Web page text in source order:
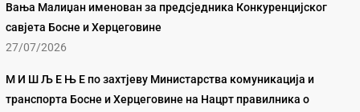
Вања Малиџан именован за предсједника Конкуренцијског
савјета Босне и Херцеговине
27/07/2026
М И Ш Љ Е Њ Е по захтјеву Министарства комуникација и
транспорта Босне и Херцеговине на Нацрт правилника о